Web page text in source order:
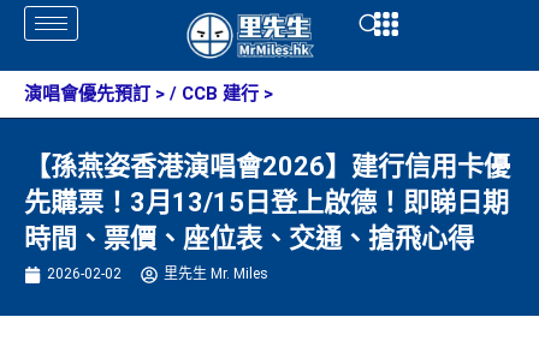
Skip
content
Open
演唱會優先預訂 > / CCB 建行 >
【孫燕姿香港演唱會2026】建行信用卡優
先購票！3月13/15日登上啟德！即睇日期
時間、票價、座位表、交通、搶飛心得
2026-02-02 里先生 Mr. Miles